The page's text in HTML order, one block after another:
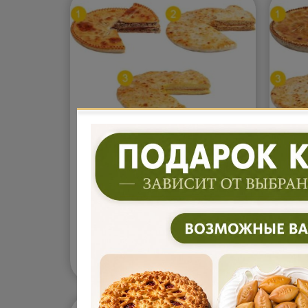
Комбо «Чегем» №5 (3кг)
Компактный набор пирогов с
классическими сытными
вкусами. Мясо, капуста и
картофель с сыром создают
привычное и гармоничное
сочетание. Начинки сочные и
насыщенные. Такой набор
хорошо подойдёт для
небольшого застолья. Сытно и
по-домашнему.Подробнее...
3 920₽ В корзину 5